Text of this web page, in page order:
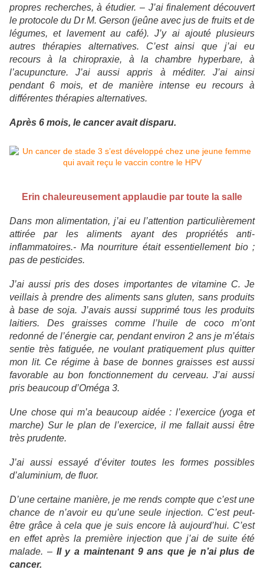
propres recherches, à étudier. – J’ai finalement découvert
le protocole du Dr M. Gerson (jeûne avec jus de fruits et de
légumes, et lavement au café). J’y ai ajouté plusieurs
autres thérapies alternatives. C’est ainsi que j’ai eu
recours à la chiropraxie, à la chambre hyperbare, à
l’acupuncture. J’ai aussi appris à méditer. J’ai ainsi
pendant 6 mois, et de manière intense eu recours à
différentes thérapies alternatives.
Après 6 mois, le cancer avait disparu.
Erin chaleureusement applaudie par toute la salle
Dans mon alimentation, j’ai eu l’attention particulièrement
attirée par les aliments ayant des propriétés anti-
inflammatoires.- Ma nourriture était essentiellement bio ;
pas de pesticides.
J’ai aussi pris des doses importantes de vitamine C. Je
veillais à prendre des aliments sans gluten, sans produits
à base de soja. J’avais aussi supprimé tous les produits
laitiers. Des graisses comme l’huile de coco m’ont
redonné de l’énergie car, pendant environ 2 ans je m’étais
sentie très fatiguée, ne voulant pratiquement plus quitter
mon lit. Ce régime à base de bonnes graisses est aussi
favorable au bon fonctionnement du cerveau. J’ai aussi
pris beaucoup d’Oméga 3.
Une chose qui m’a beaucoup aidée : l’exercice (yoga et
marche) Sur le plan de l’exercice, il me fallait aussi être
très prudente.
J’ai aussi essayé d’éviter toutes les formes possibles
d’aluminium, de fluor.
D’une certaine manière, je me rends compte que c’est une
chance de n’avoir eu qu’une seule injection. C’est peut-
être grâce à cela que je suis encore là aujourd’hui. C’est
en effet après la première injection que j’ai de suite été
malade. – Il y a maintenant 9 ans que je n’ai plus de
cancer.